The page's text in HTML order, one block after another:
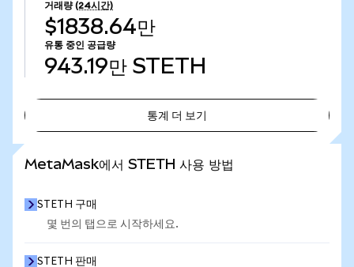
거래량 (24시간)
$1838.64만
유통 중인 공급량
943.19만 STETH
통계 더 보기
MetaMask에서 STETH 사용 방법
STETH 구매
몇 번의 탭으로 시작하세요.
STETH 판매